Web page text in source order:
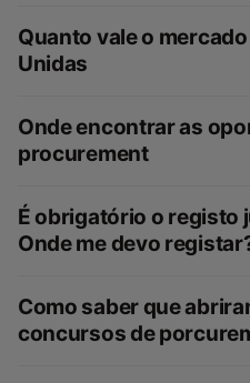
Quanto vale o
Unidas
Onde encontrar as
procurement
É obrigatório o registo
Onde me devo
Como saber que
concursos de